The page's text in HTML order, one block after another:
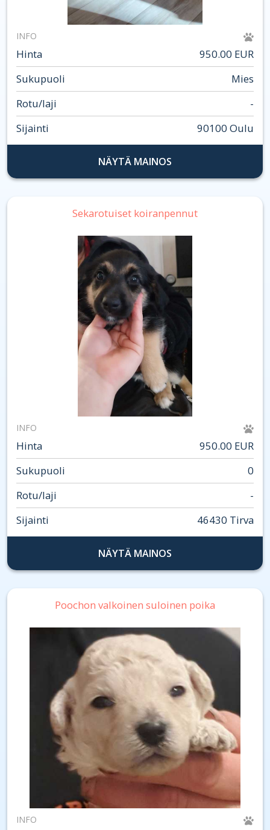
INFO
Hinta
950.00 EUR
Sukupuoli
Mies
Rotu/laji
-
Sijainti
90100 Oulu
NÄYTÄ MAINOS
Sekarotuiset koiranpennut
INFO
Hinta
950.00 EUR
Sukupuoli
0
Rotu/laji
-
Sijainti
46430 Tirva
NÄYTÄ MAINOS
Poochon valkoinen suloinen poika
INFO